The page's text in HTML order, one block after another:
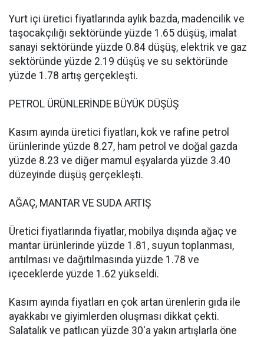
Yurt içi üretici fiyatlarında aylık bazda, madencilik ve
taşocakçılığı sektöründe yüzde 1.65 düşüş, imalat
sanayi sektöründe yüzde 0.84 düşüş, elektrik ve gaz
sektöründe yüzde 2.19 düşüş ve su sektöründe
yüzde 1.78 artış gerçekleşti.
PETROL ÜRÜNLERİNDE BÜYÜK DÜŞÜŞ
Kasım ayında üretici fiyatları, kok ve rafine petrol
ürünlerinde yüzde 8.27, ham petrol ve doğal gazda
yüzde 8.23 ve diğer mamul eşyalarda yüzde 3.40
düzeyinde düşüş gerçekleşti.
AĞAÇ, MANTAR VE SUDA ARTIŞ
Üretici fiyatlarında fiyatlar, mobilya dışında ağaç ve
mantar ürünlerinde yüzde 1.81, suyun toplanması,
arıtılması ve dağıtılmasında yüzde 1.78 ve
içeceklerde yüzde 1.62 yükseldi.
Kasım ayında fiyatları en çok artan ürenlerin gıda ile
ayakkabı ve giyimlerden oluşması dikkat çekti.
Salatalık ve patlıcan yüzde 30'a yakın artışlarla öne